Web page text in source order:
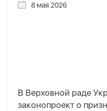
8 мая 2026
В Верховной раде
законопроект о